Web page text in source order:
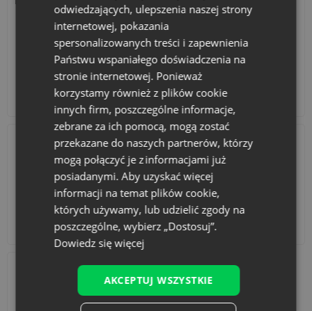
Kalendarze adwentowe Torby bawełniane
Akcesoria i dekoracje Zestawy
odwiedzających, ulepszenia naszej strony
internetowej, pokazania
spersonalizowanych treści i zapewnienia
Państwu wspaniałego doświadczenia na
stronie internetowej. Ponieważ
korzystamy również z plików cookie
innych firm, poszczególne informacje,
zebrane za ich pomocą, mogą zostać
przekazane do naszych partnerów, którzy
mogą połączyć je z informacjami już
posiadanymi. Aby uzyskać więcej
informacji na temat plików cookie,
których używamy, lub udzielić zgody na
poszczególne, wybierz „Dostosuj”.
Dowiedz się więcej
AKCEPTUJ WSZYSTKIE